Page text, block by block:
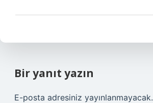
Bir yanıt yazın
E-posta adresiniz yayınlanmayacak.